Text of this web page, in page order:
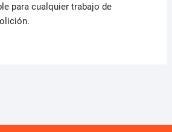
para cualquier trabajo de